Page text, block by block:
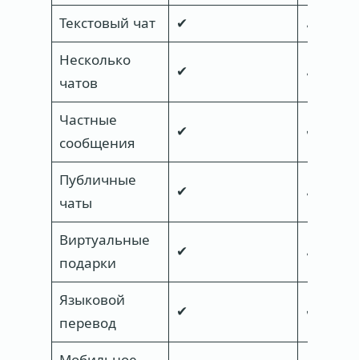
Текстовый чат ✔ ✘
Несколько
чатов
✔ ✘
Частные
сообщения
✔ ✔
Публичные
чаты
✔ ✘
Виртуальные
подарки
✔ ✘
Языковой
перевод
✔ ✔